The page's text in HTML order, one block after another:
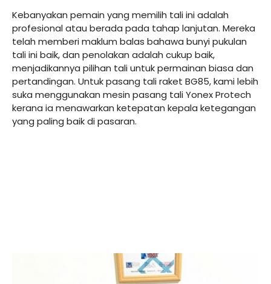
Kebanyakan pemain yang memilih tali ini adalah
profesional atau berada pada tahap lanjutan. Mereka
telah memberi maklum balas bahawa bunyi pukulan
tali ini baik, dan penolakan adalah cukup baik,
menjadikannya pilihan tali untuk permainan biasa dan
pertandingan. Untuk pasang tali raket BG85, kami lebih
suka menggunakan mesin pasang tali Yonex Protech
kerana ia menawarkan ketepatan kepala ketegangan
yang paling baik di pasaran.